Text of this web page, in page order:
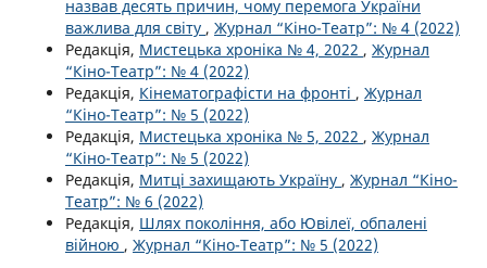
назвав десять причин, чому перемога України
важлива для світу , Журнал “Кіно-Театр”: № 4 (2022)
Редакція, Мистецька хроніка № 4, 2022 , Журнал
“Кіно-Театр”: № 4 (2022)
Редакція, Кінематографісти на фронті , Журнал
“Кіно-Театр”: № 5 (2022)
Редакція, Мистецька хроніка № 5, 2022 , Журнал
“Кіно-Театр”: № 5 (2022)
Редакція, Митці захищають Україну , Журнал “Кіно-
Театр”: № 6 (2022)
Редакція, Шлях покоління, або Ювілеї, обпалені
війною , Журнал “Кіно-Театр”: № 5 (2022)